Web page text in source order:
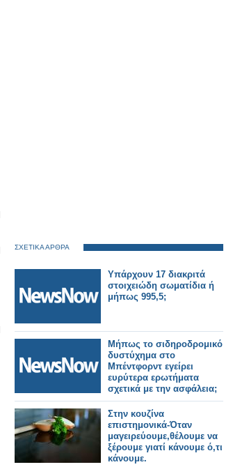
ΣΧΕΤΙΚΑ ΑΡΘΡΑ
Υπάρχουν 17 διακριτά
στοιχειώδη σωματίδια ή
μήπως 995,5;
Μήπως το σιδηροδρομικό
δυστύχημα στο
Μπέντφορντ εγείρει
ευρύτερα ερωτήματα
σχετικά με την ασφάλεια;
Στην κουζίνα
επιστημονικά-Όταν
μαγειρεύουμε,θέλουμε να
ξέρουμε γιατί κάνουμε ό,τι
κάνουμε.